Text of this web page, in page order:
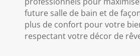
future salle de bain et de
plus de confort pour votre
respectant votre décor de